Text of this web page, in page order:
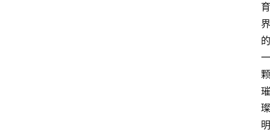
育
界
的
一
颗
璀
璨
明